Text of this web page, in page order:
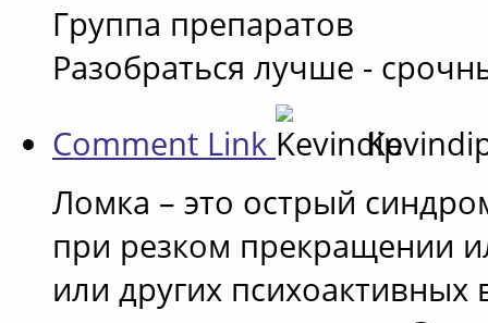
Группа препаратов
Разобраться лучше -
Comment Link
Ломка – это острый
при резком прекращении
или других психоактивных